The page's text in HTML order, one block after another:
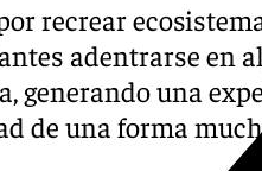
por recrear
adentrarse en
generando una
de una forma